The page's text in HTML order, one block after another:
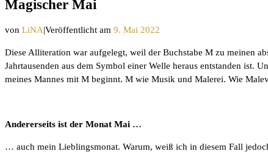
Magischer Mai
von LiNA|Veröffentlicht am 9. Mai 2022
Diese Alliteration war aufgelegt, weil der Buchstabe M zu meinen
Jahrtausenden aus dem Symbol einer Welle heraus entstanden ist.
meines Mannes mit M beginnt. M wie Musik und Malerei. Wie
Andererseits ist der Monat Mai …
… auch mein Lieblingsmonat. Warum, weiß ich in diesem Fall